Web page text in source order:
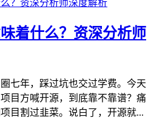
着什么？资深分析师
七年，踩过坑也交过学费。今天
目方喊开源，到底靠不靠谱？痛
目割过韭菜。说白了，开源就...